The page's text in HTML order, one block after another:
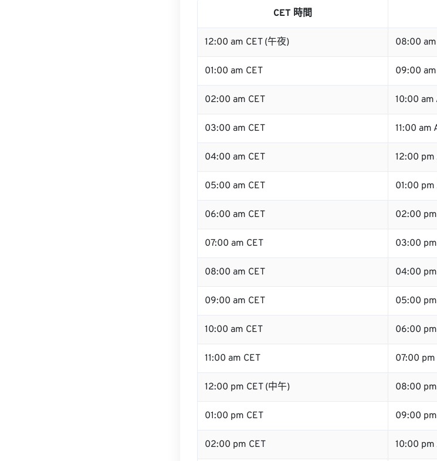
CET 時間
12:00 am CET (午夜) 08:00
01:00 am CET 09:00
02:00 am CET 10:00 am
03:00 am CET 11:00 am
04:00 am CET 12:00 pm
05:00 am CET 01:00 pm
06:00 am CET 02:00
07:00 am CET 03:00
08:00 am CET 04:00
09:00 am CET 05:00
10:00 am CET 06:00
11:00 am CET 07:00 pm
12:00 pm CET (中午) 08:00
01:00 pm CET 09:00
02:00 pm CET 10:00 pm